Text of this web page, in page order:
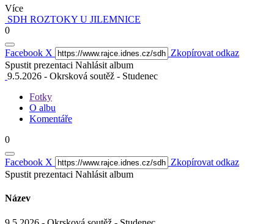
Více
SDH ROZTOKY U JILEMNICE
0
Facebook X
Zkopírovat odkaz
Spustit prezentaci Nahlásit album
9.5.2026 - Okrsková soutěž - Studenec
Fotky
O albu
Komentáře
0
Facebook X
Zkopírovat odkaz
Spustit prezentaci Nahlásit album
Název